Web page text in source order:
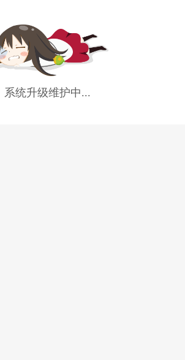
系统升级维护中...